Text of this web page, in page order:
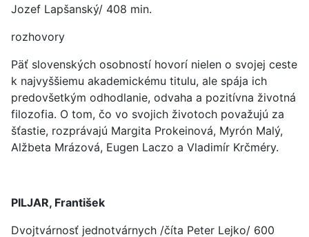
Jozef Lapšanský/ 408 min.
rozhovory
Päť slovenských osobností hovorí nielen o svojej ceste
k najvyššiemu akademickému titulu, ale spája ich
predovšetkým odhodlanie, odvaha a pozitívna životná
filozofia. O tom, čo vo svojich životoch považujú za
šťastie, rozprávajú Margita Prokeinová, Myrón Malý,
Alžbeta Mrázová, Eugen Laczo a Vladimír Krčméry.
PILJAR, František
Dvojtvárnosť jednotvárnych /číta Peter Lejko/ 600